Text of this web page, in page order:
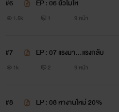
#6 EP : 06 ยั่วโมโห
1.5k 1 9 หน้า
#7 EP : 07 แรงมา...แรงกลับ
1k 2 9 หน้า
#8 EP : 08 หางานใหม่ 20%